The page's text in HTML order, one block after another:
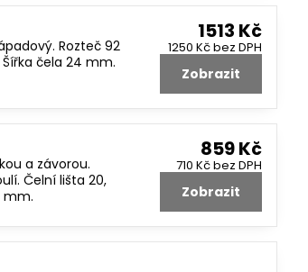
Rozteč 92
čela 24 mm.
1513 Kč
1250 Kčbez DPH
Zobrazit
a závorou.
Čelní lišta 20,
mm.
859 Kč
710 Kčbez DPH
Zobrazit